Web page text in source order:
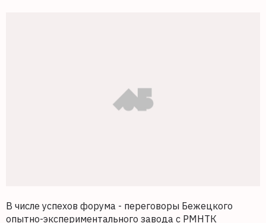
В числе успехов форума - переговоры Бежецкого
опытно-экспериментального завода с РМНТК